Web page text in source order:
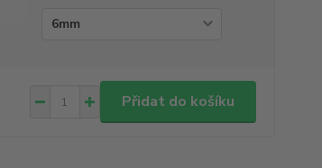
Přidat do košíku